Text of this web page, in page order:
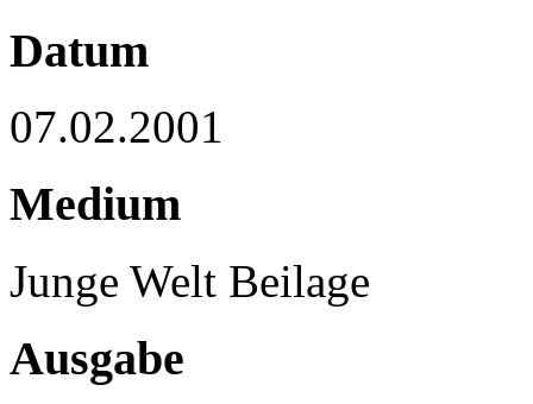
Datum
07.02.2001
Medium
Junge Welt Beilage
Ausgabe